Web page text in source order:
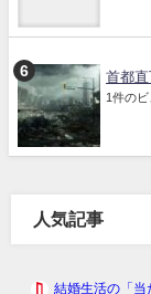
首都
1件のビ
人気記事